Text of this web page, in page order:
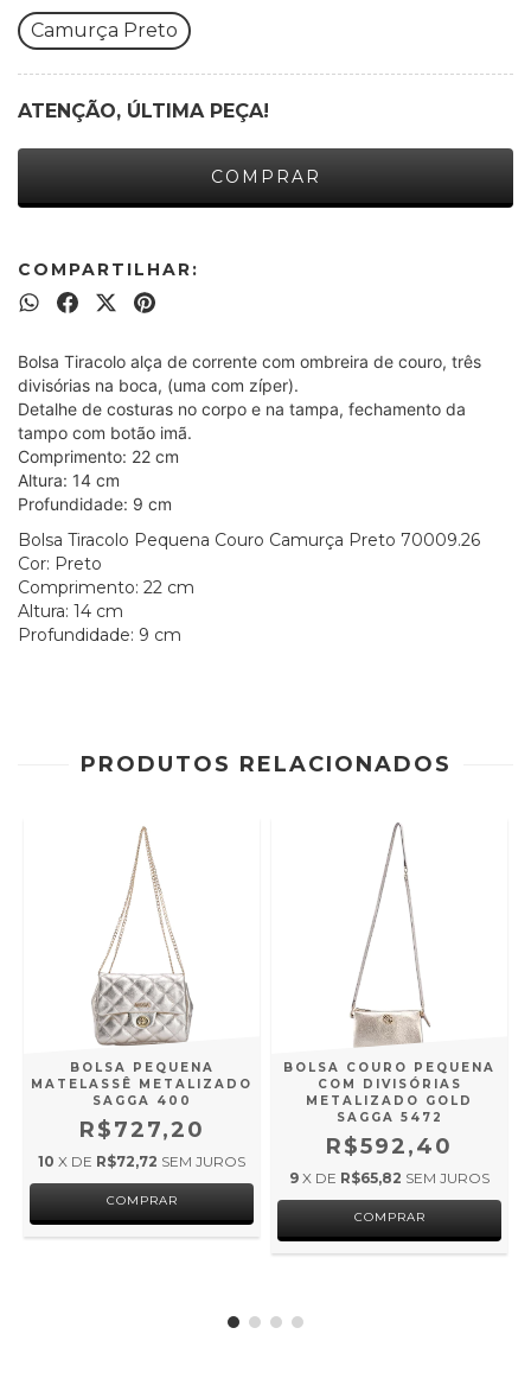
Camurça Preto
ATENÇÃO, ÚLTIMA PEÇA!
COMPARTILHAR:
Bolsa Tiracolo alça de corrente com ombreira de couro, três
divisórias na boca, (uma com zíper).
Detalhe de costuras no corpo e na tampa, fechamento da
tampo com botão imã.
Comprimento: 22 cm
Altura: 14 cm
Profundidade: 9 cm
Bolsa Tiracolo Pequena Couro Camurça Preto 70009.26
Cor: Preto
Comprimento: 22 cm
Altura: 14 cm
Profundidade: 9 cm
PRODUTOS RELACIONADOS
BOLSA PEQUENA
MATELASSÊ METALIZADO
SAGGA 400
R$727,20
10 X DE R$72,72 SEM JUROS
COMPRAR
BOLSA COURO PEQUENA
COM DIVISÓRIAS
METALIZADO GOLD
SAGGA 5472
R$592,40
9 X DE R$65,82 SEM JUROS
COMPRAR